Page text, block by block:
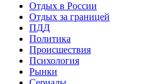
Отдых в России
Отдых за границей
ПДД
Политика
Происшествия
Психология
Рынки